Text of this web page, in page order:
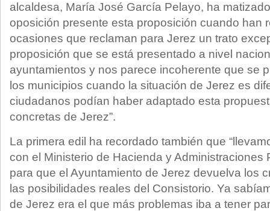
alcaldesa, María José García Pelayo, ha
oposición presente esta proposición cuando han
ocasiones que reclaman para Jerez un trato
proposición que se está presentado a nivel
ayuntamientos y nos parece incoherente que se
los municipios cuando la situación de Jerez es
ciudadanos podían haber adaptado esta
concretas de Jerez”.
La primera edil ha recordado también que
con el Ministerio de Hacienda y Administraciones
para que el Ayuntamiento de Jerez devuelva los
las posibilidades reales del Consistorio. Ya
de Jerez era el que más problemas iba a tener